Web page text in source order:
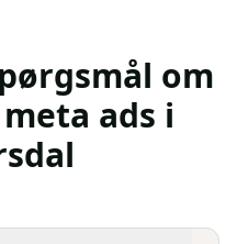
om
ads i